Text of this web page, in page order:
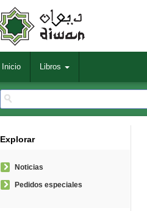
Inicio Libros
Explorar
Noticias
Pedidos especiales